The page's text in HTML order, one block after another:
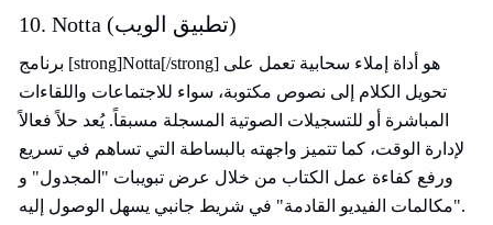
10. Notta (تطبيق الويب)
برنامج [strong]Notta[/strong] هو أداة إملاء سحابية تعمل على
تحويل الكلام إلى نصوص مكتوبة، سواء للاجتماعات واللقاءات
المباشرة أو للتسجيلات الصوتية المسجلة مسبقاً. يُعد حلاً فعالاً
لإدارة الوقت، كما تتميز واجهته بالبساطة التي تساهم في تسريع
ورفع كفاءة عمل الكتاب من خلال عرض تبويبات "المجدول" و
"مكالمات الفيديو القادمة" في شريط جانبي يسهل الوصول إليه.